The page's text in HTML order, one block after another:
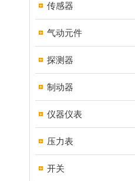
传感器
气动元件
探测器
制动器
仪器仪表
压力表
开关